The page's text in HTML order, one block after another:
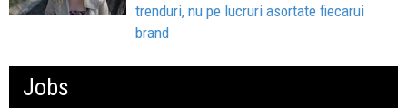
trenduri, nu pe lucruri asortate fiecarui
brand
Jobs